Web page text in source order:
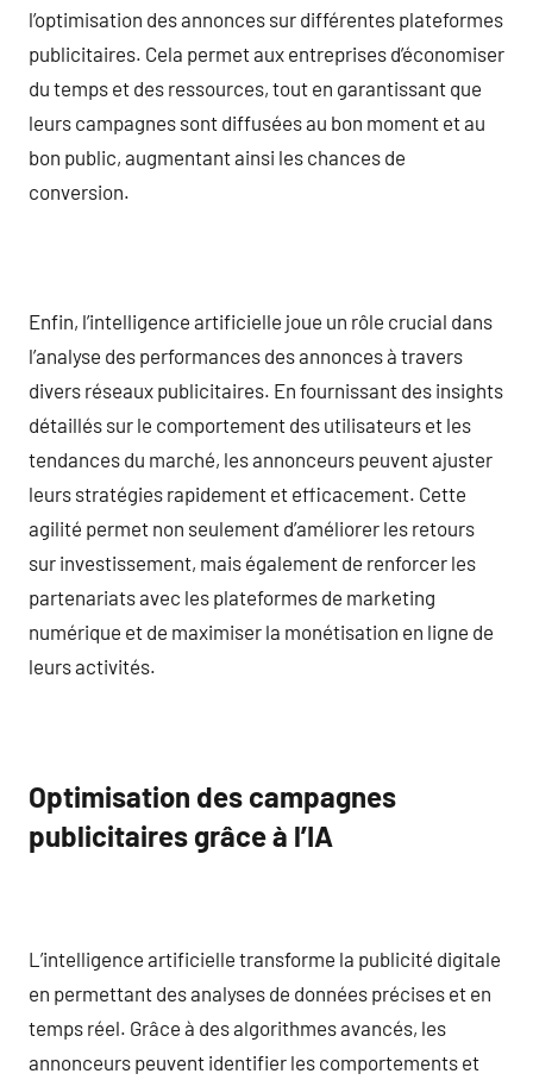
l’optimisation des annonces sur différentes plateformes
publicitaires. Cela permet aux entreprises d’économiser
du temps et des ressources, tout en garantissant que
leurs campagnes sont diffusées au bon moment et au
bon public, augmentant ainsi les chances de
conversion.
Enfin, l’intelligence artificielle joue un rôle crucial dans
l’analyse des performances des annonces à travers
divers réseaux publicitaires. En fournissant des insights
détaillés sur le comportement des utilisateurs et les
tendances du marché, les annonceurs peuvent ajuster
leurs stratégies rapidement et efficacement. Cette
agilité permet non seulement d’améliorer les retours
sur investissement, mais également de renforcer les
partenariats avec les plateformes de marketing
numérique et de maximiser la monétisation en ligne de
leurs activités.
Optimisation des campagnes
publicitaires grâce à l’IA
L’intelligence artificielle transforme la publicité digitale
en permettant des analyses de données précises et en
temps réel. Grâce à des algorithmes avancés, les
annonceurs peuvent identifier les comportements et